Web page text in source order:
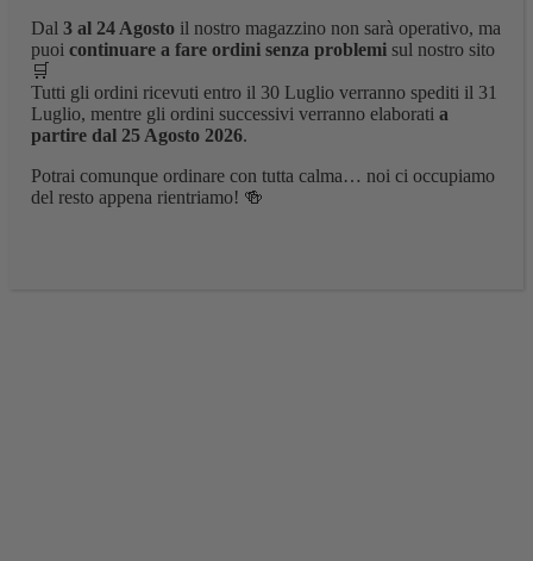
Dal 3 al 24 Agosto il nostro magazzino non sarà operativo, ma
puoi continuare a fare ordini senza problemi sul nostro sito
🛒
Tutti gli ordini ricevuti entro il 30 Luglio verranno spediti il 31
Luglio, mentre gli ordini successivi verranno elaborati a
partire dal 25 Agosto 2026.
Potrai comunque ordinare con tutta calma… noi ci occupiamo
del resto appena rientriamo! 🍻